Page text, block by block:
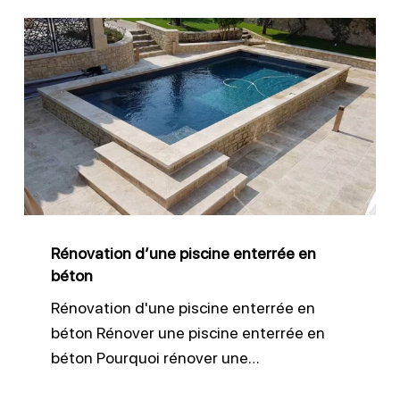
Rénovation
d’une
piscine
enterrée
en
béton
Rénovation d’une piscine enterrée en
béton
Rénovation d'une piscine enterrée en
béton Rénover une piscine enterrée en
béton Pourquoi rénover une…